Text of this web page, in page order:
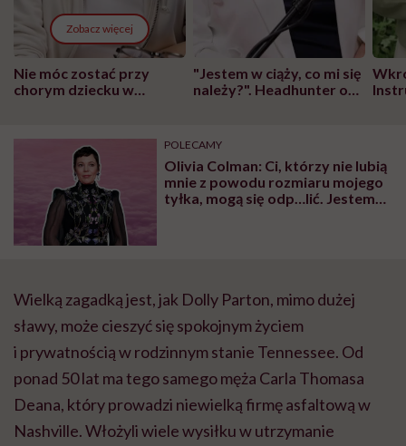
Zobacz więcej
Nie móc zostać przy
chorym dziecku w
może chyba tylko
głupota i brak
wyobraźni"
"Jestem w ciąży, co mi się
należy?". Headhunter o
pracy
POLECAMY
Olivia Colman: Ci, którzy nie lubią
mnie z powodu rozmiaru mojego
tyłka, mogą się odp…lić. Jestem
Wielką zagadką jest, jak Dolly Parton, mimo dużej
sławy, może cieszyć się spokojnym życiem
i prywatnością w rodzinnym stanie Tennessee. Od
ponad 50 lat ma tego samego męża Carla Thomasa
Deana, który prowadzi niewielką firmę asfaltową w
Nashville. Włożyli wiele wysiłku w utrzymanie